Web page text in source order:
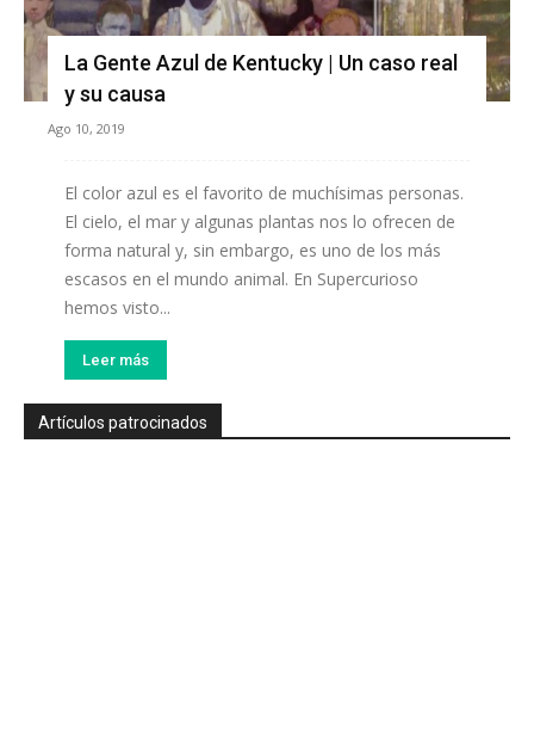
La Gente Azul de Kentucky | Un caso real
y su causa
Ago 10, 2019
El color azul es el favorito de muchísimas personas.
El cielo, el mar y algunas plantas nos lo ofrecen de
forma natural y, sin embargo, es uno de los más
escasos en el mundo animal. En Supercurioso
hemos visto...
Leer más
Artículos patrocinados